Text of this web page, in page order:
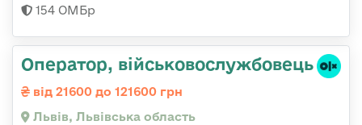
154 ОМБр
Оператор, військовослужбовець
від 21600 до 121600 грн
Львів, Львівська область